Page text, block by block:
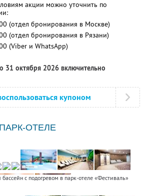
акции можно уточнить по
(отдел бронирования в Москве)
(отдел бронирования в Рязани)
(Viber и WhatsApp)
31 октября 2026 включительно
купоном
ОТЕЛЕ
с подогревом в парк-отеле «Фестиваль»